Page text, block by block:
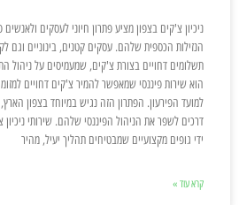
ניכיון צ'קים בצפון מציע פתרון חיוני לעסקים
הנזילות הכספית שלהם. עסקים קטנים, בינוניים וגם
תשלומים דחויים בצורת צ'קים, שמעמיסים על ניהול
הוא שירות פיננסי שמאפשר להמיר צ'קים דחויים
למועד הפירעון. הפתרון הזה נגיש במיוחד בצפון
דרכים לשפר את הניהול הפיננסי שלהם. שירותי
ידי גופים מקצועיים שמבטיחים תהליך יעיל, מהיר
קרא עוד »